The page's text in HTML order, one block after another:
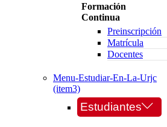
Formación
Continua
Preinscripción
Matrícula
Docentes
Menu-Estudiar-En-La-Urjc
(item3)
Estudiantes